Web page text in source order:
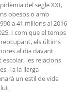
del segle XXI,
obesos o amb
a 41 milions al 2016
I com que el temps
els últims
al dia davant
escolar, les relacions
i a la llarga
un estil de vida